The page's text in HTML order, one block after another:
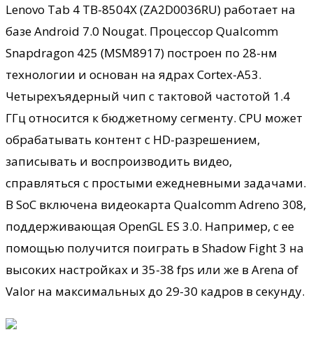
Lenovo Tab 4 TB-8504X (ZA2D0036RU) работает на
базе Android 7.0 Nougat. Процессор Qualcomm
Snapdragon 425 (MSM8917) построен по 28-нм
технологии и основан на ядрах Cortex-A53.
Четырехъядерный чип с тактовой частотой 1.4
ГГц относится к бюджетному сегменту. CPU может
обрабатывать контент с HD-разрешением,
записывать и воспроизводить видео,
справляться с простыми ежедневными задачами.
В SoC включена видеокарта Qualcomm Adreno 308,
поддерживающая OpenGL ES 3.0. Например, с ее
помощью получится поиграть в Shadow Fight 3 на
высоких настройках и 35-38 fps или же в Arena of
Valor на максимальных до 29-30 кадров в секунду.